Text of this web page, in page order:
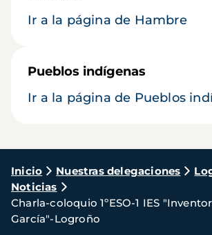
Ir a la página de Hambre
Pueblos indígenas
Ir a la página de Pueblos
Ruta
de
navegación
Inicio Nuestras delegaciones
Noticias
Charla-coloquio 1ºESO-1 IES
García"-Logroño